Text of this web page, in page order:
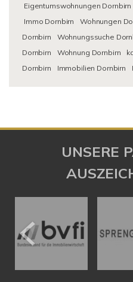
Eigentumswohnungen Dornbirn
Immo Dornbirn
Wohnungen
Dornbirn
Wohnungssuche
Dornbirn
Wohnung Dornbirn
Dornbirn
Immobilien Dornbirn
UNSERE